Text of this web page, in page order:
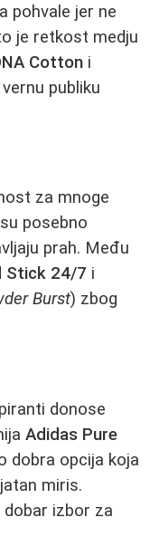
pohvale jer ne
je retkost medju
Cotton i
publiku
za mnoge
posebno
prah. Među
Stick 24/7 i
Burst) zbog
donose
Adidas Pure
dobra opcija koja
miris.
dobar izbor za